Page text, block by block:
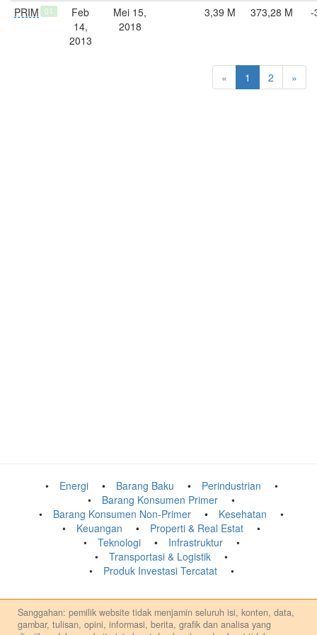
PRIM Q1
Feb
14,
2013
Mei 15,
2018
3,39 M 373,28 M -
« 1 2 »
Energi Barang Baku
Perindustrian
Barang Konsumen Primer
Barang Konsumen Non-Primer
Kesehatan
Keuangan
Properti & Real Estat
Teknologi
Infrastruktur
Transportasi & Logistik
Produk Investasi Tercatat
Sanggahan: pemilik website tidak menjamin seluruh isi, konten, data,
gambar, tulisan, opini, informasi, berita, grafik dan analisa yang